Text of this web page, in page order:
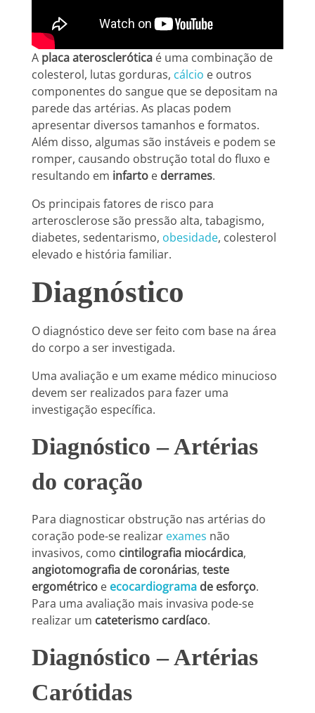
A placa aterosclerótica é uma combinação de
colesterol, lutas gorduras, cálcio e outros
componentes do sangue que se depositam na
parede das artérias. As placas podem
apresentar diversos tamanhos e formatos.
Além disso, algumas são instáveis e podem se
romper, causando obstrução total do fluxo e
resultando em infarto e derrames.
Os principais fatores de risco para
arterosclerose são pressão alta, tabagismo,
diabetes, sedentarismo, obesidade, colesterol
elevado e história familiar.
Diagnóstico
O diagnóstico deve ser feito com base na área
do corpo a ser investigada.
Uma avaliação e um exame médico minucioso
devem ser realizados para fazer uma
investigação específica.
Diagnóstico – Artérias
do coração
Para diagnosticar obstrução nas artérias do
coração pode-se realizar exames não
invasivos, como cintilografia miocárdica,
angiotomografia de coronárias, teste
ergométrico e ecocardiograma de esforço.
Para uma avaliação mais invasiva pode-se
realizar um cateterismo cardíaco.
Diagnóstico – Artérias
Carótidas